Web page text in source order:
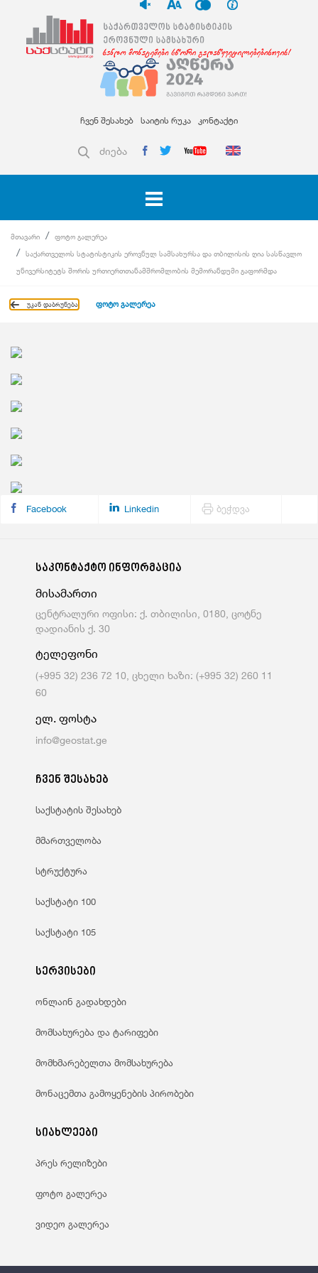
ჩვენ შესახებ საიტის რუკა კონტაქტი
ძიება
მთავარი
ფოტო გალერეა
საქართველოს სტატისტიკის ეროვნულ სამსახურსა და თბილისის ღია სასწავლო
უნივერსიტეტს შორის ურთიერთთანამშრომლობის მემორანდუმი გაფორმდა
უკან დაბრუნება ფოტო გალერეა
Facebook Linkedin ბეჭდვა
საკონტაქტო ინფორმაცია
მისამართი
ცენტრალური ოფისი: ქ. თბილისი, 0180, ცოტნე
დადიანის ქ. 30
ტელეფონი
(+995 32) 236 72 10, ცხელი ხაზი: (+995 32) 260 11
60
ელ. ფოსტა
info@geostat.ge
ჩვენ შესახებ
საქსტატის შესახებ
მმართველობა
სტრუქტურა
საქსტატი 100
საქსტატი 105
სერვისები
ონლაინ გადახდები
მომსახურება და ტარიფები
მომხმარებელთა მომსახურება
მონაცემთა გამოყენების პირობები
სიახლეები
პრეს რელიზები
ფოტო გალერეა
ვიდეო გალერეა